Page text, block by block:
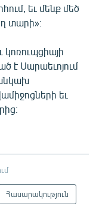
եւ մենք մեծ
տարի»։
է Սարաեւոյում
եւ
Հասարակություն